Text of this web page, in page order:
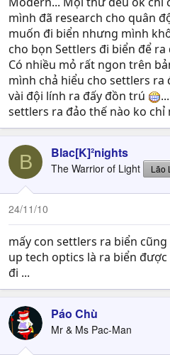
mình đã research cho quân
muốn đi biển nhưng mình
cho bọn Settlers đi biển để ra
Có nhiều mỏ rất ngon trên
mình chả hiểu cho settlers ra
vài đội lính ra đấy đồn trú
settlers ra đảo thế nào ko chỉ
B Blac[K]²nights
The Warrior of Light Lão
24/11/10
mấy con settlers ra biển
up tech optics là ra biển
đi ...
Páo Chù
Mr & Ms Pac-Man